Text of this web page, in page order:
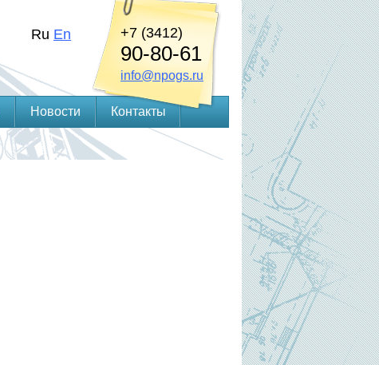
Новости Контакты
Ru En +7 (3412)
90-80-61
info@npogs.ru